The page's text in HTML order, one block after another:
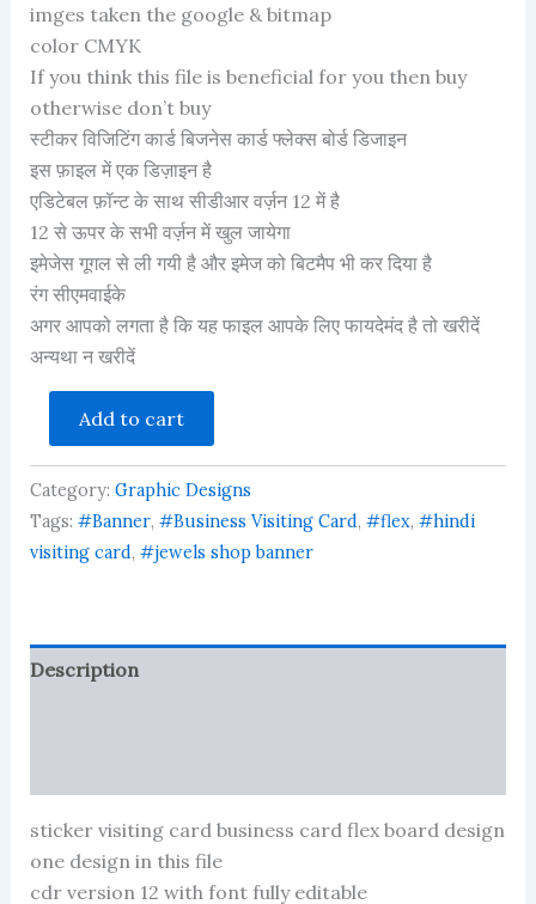
imges taken the google & bitmap
color CMYK
If you think this file is beneficial for you then buy
otherwise don’t buy
स्टीकर विजिटिंग कार्ड बिजनेस कार्ड फ्लेक्स बोर्ड डिजाइन
इस फ़ाइल में एक डिज़ाइन है
एडिटेबल फ़ॉन्ट के साथ सीडीआर वर्ज़न 12 में है
12 से ऊपर के सभी वर्ज़न में खुल जायेगा
इमेजेस गूगल से ली गयी है और इमेज को बिटमैप भी कर दिया है
रंग सीएमवाईके
अगर आपको लगता है कि यह फाइल आपके लिए फायदेमंद है तो खरीदें
अन्यथा न खरीदें
visiting
card
business
card
flex
banner
quantity
Add to cart
Category: Graphic Designs
Tags: #Banner, #Business Visiting Card, #flex, #hindi
visiting card, #jewels shop banner
Description
sticker visiting card business card flex board design
one design in this file
cdr version 12 with font fully editable